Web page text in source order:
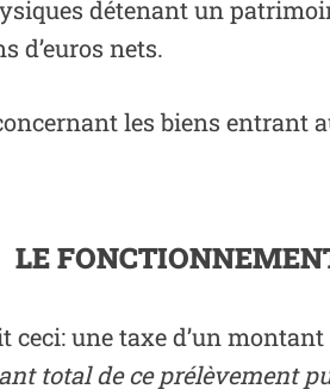
détenant un
d’euros nets.
les biens entrant
LE
ceci: une taxe d’un montant
total de ce prélèvement